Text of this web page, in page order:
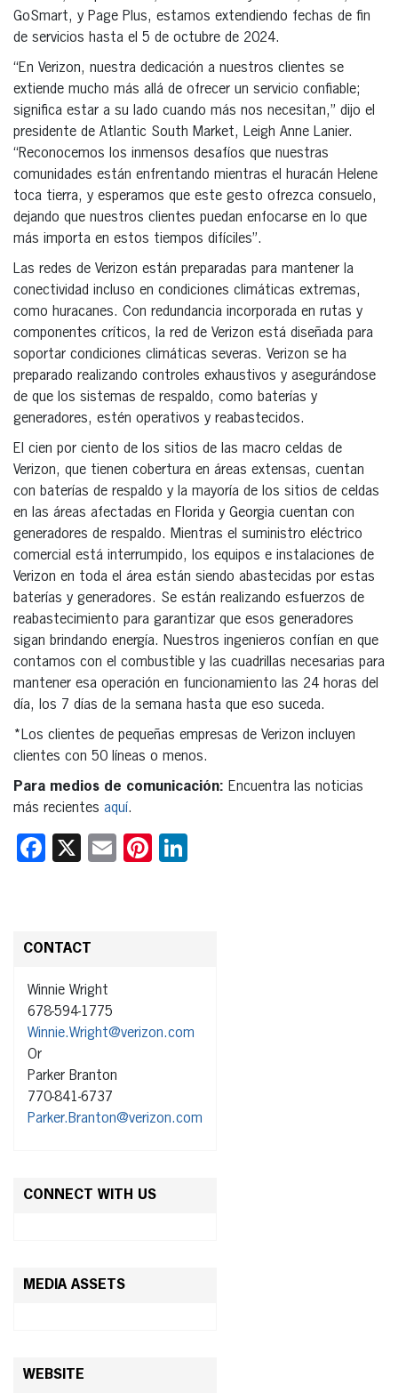
GoSmart, y Page Plus, estamos extendiendo fechas de fin
de servicios hasta el 5 de octubre de 2024.
“En Verizon, nuestra dedicación a nuestros clientes se
extiende mucho más allá de ofrecer un servicio confiable;
significa estar a su lado cuando más nos necesitan,” dijo el
presidente de Atlantic South Market, Leigh Anne Lanier.
“Reconocemos los inmensos desafíos que nuestras
comunidades están enfrentando mientras el huracán Helene
toca tierra, y esperamos que este gesto ofrezca consuelo,
dejando que nuestros clientes puedan enfocarse en lo que
más importa en estos tiempos difíciles”.
Las redes de Verizon están preparadas para mantener la
conectividad incluso en condiciones climáticas extremas,
como huracanes. Con redundancia incorporada en rutas y
componentes críticos, la red de Verizon está diseñada para
soportar condiciones climáticas severas. Verizon se ha
preparado realizando controles exhaustivos y asegurándose
de que los sistemas de respaldo, como baterías y
generadores, estén operativos y reabastecidos.
El cien por ciento de los sitios de las macro celdas de
Verizon, que tienen cobertura en áreas extensas, cuentan
con baterías de respaldo y la mayoría de los sitios de celdas
en las áreas afectadas en Florida y Georgia cuentan con
generadores de respaldo. Mientras el suministro eléctrico
comercial está interrumpido, los equipos e instalaciones de
Verizon en toda el área están siendo abastecidas por estas
baterías y generadores. Se están realizando esfuerzos de
reabastecimiento para garantizar que esos generadores
sigan brindando energía. Nuestros ingenieros confían en que
contamos con el combustible y las cuadrillas necesarias para
mantener esa operación en funcionamiento las 24 horas del
día, los 7 días de la semana hasta que eso suceda.
*Los clientes de pequeñas empresas de Verizon incluyen
clientes con 50 líneas o menos.
Para medios de comunicación: Encuentra las noticias
más recientes aquí.
Facebook
X EmailPinterest
CONTACT
Winnie Wright
678-594-1775
Winnie.Wright@verizon.com
Or
Parker Branton
770-841-6737
Parker.Branton@verizon.com
CONNECT WITH US
MEDIA ASSETS
WEBSITE